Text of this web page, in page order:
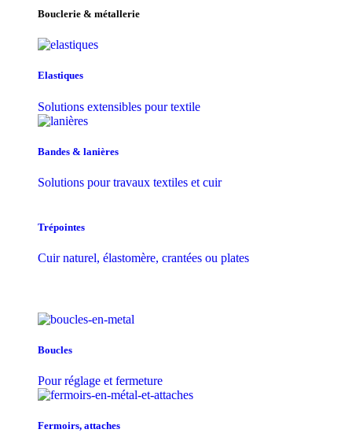
Bouclerie & métallerie
Elastiques
Solutions extensibles pour textile
Bandes & lanières
Solutions pour travaux textiles et cuir
Trépointes
Cuir naturel, élastomère, crantées ou plates
Boucles
Pour réglage et fermeture
Fermoirs, attaches